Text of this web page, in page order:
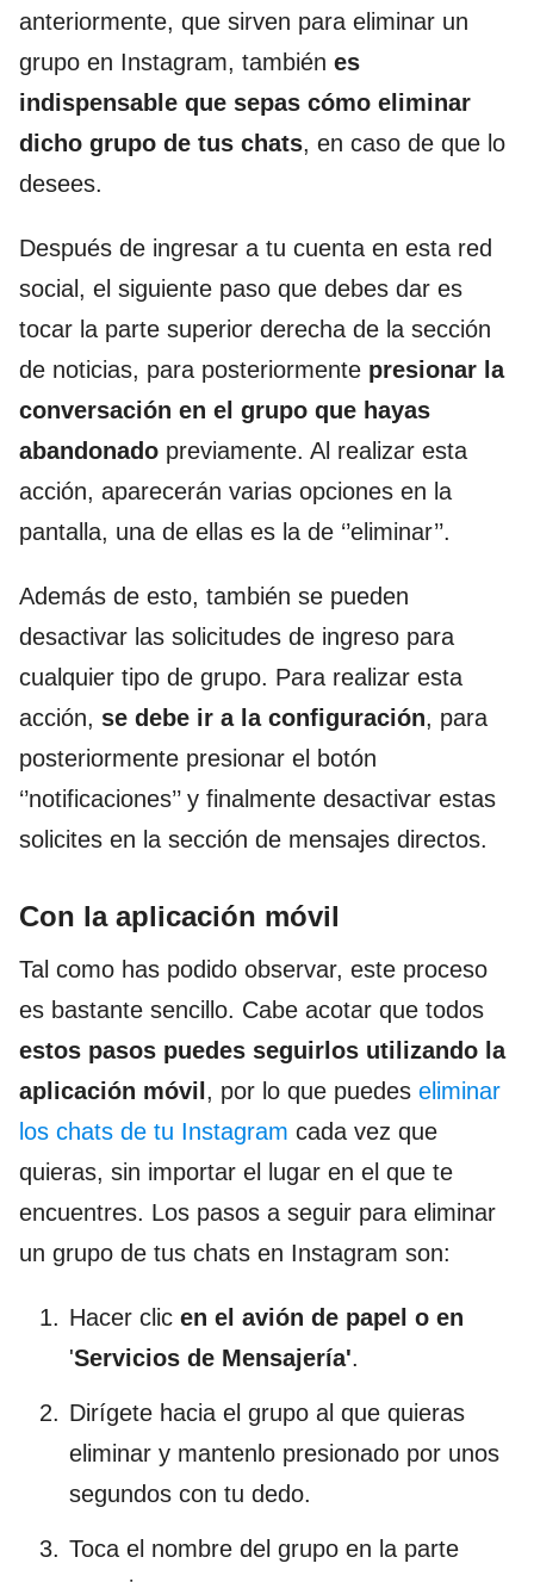
anteriormente, que sirven para eliminar un
grupo en Instagram, también es
indispensable que sepas cómo eliminar
dicho grupo de tus chats, en caso de que lo
desees.
Después de ingresar a tu cuenta en esta red
social, el siguiente paso que debes dar es
tocar la parte superior derecha de la sección
de noticias, para posteriormente presionar la
conversación en el grupo que hayas
abandonado previamente. Al realizar esta
acción, aparecerán varias opciones en la
pantalla, una de ellas es la de ‘’eliminar’’.
Además de esto, también se pueden
desactivar las solicitudes de ingreso para
cualquier tipo de grupo. Para realizar esta
acción, se debe ir a la configuración, para
posteriormente presionar el botón
‘’notificaciones’’ y finalmente desactivar estas
solicites en la sección de mensajes directos.
Con la aplicación móvil
Tal como has podido observar, este proceso
es bastante sencillo. Cabe acotar que todos
estos pasos puedes seguirlos utilizando la
aplicación móvil , por lo que puedes eliminar
los chats de tu Instagram cada vez que
quieras, sin importar el lugar en el que te
encuentres. Los pasos a seguir para eliminar
un grupo de tus chats en Instagram son:
Hacer clic en el avión de papel o en
'Servicios de Mensajería'.
Dirígete hacia el grupo al que quieras
eliminar y mantenlo presionado por unos
segundos con tu dedo.
Toca el nombre del grupo en la parte